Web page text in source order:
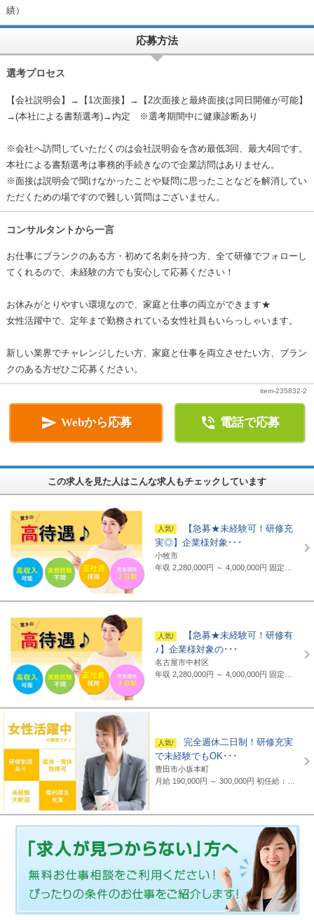
績）
応募方法
選考プロセス
【会社説明会】→【1次面接】→【2次面接と最終面接は同日開催が可能】
→(本社による書類選考)→内定 ※選考期間中に健康診断あり
※会社へ訪問していただくのは会社説明会を含め最低3回、最大4回です。
本社による書類選考は事務的手続きなので企業訪問はありません。
※面接は説明会で聞けなかったことや疑問に思ったことなどを解消してい
ただくための場ですので難しい質問はございません。
コンサルタントから一言
お仕事にブランクのある方・初めて名刺を持つ方、全て研修でフォローし
てくれるので、未経験の方でも安心して応募ください！
お休みがとりやすい環境なので、家庭と仕事の両立ができます★
女性活躍中で、定年まで勤務されている女性社員もいらっしゃいます。
新しい業界でチャレンジしたい方、家庭と仕事を両立させたい方、ブラン
クのある方ぜひご応募ください。
item-235832-2
 Webから応募  電話で応募
この求人を見た人はこんな求人もチェックしています
【急募★未経験可！研修充
実◎】企業様対象･･･
小牧市
年収 2,280,000円 ～ 4,000,000円 固定給制 月給16万円～25万円（諸手当含まず）＋報奨金＋賞与年2回 ※地域・能力により異なります。 ◆正職員の平均給与例 434,000円(2019年度実績) ※上記には賞与は含まれていません。 ◆支給例 月給20万円～／東京・神奈川・千葉・埼玉の支社 月給19万円～／愛知・三重・京都・大阪の支社 月給18万円～／山梨・岐阜・静岡・滋賀・兵庫・広島・福岡の支社 ※一部支社により異なる ※入社前に行なわれる研修の受講手当は日給3500円～4000円（地域により異なる） ◆通勤交通費 月額3万5千円まで全額支給(超過部分は2万円まで半額支給)
【急募★未経験可！研修有
♪】企業様対象の･･･
名古屋市中村区
年収 2,280,000円 ～ 4,000,000円 固定給制 月給16万円～25万円（諸手当含まず）＋報奨金＋賞与年2回 ※地域・能力により異なります。 ◆正職員の平均給与例 平均給与：434,000円(2019年度実績) ※上記には賞与は含まれていません。 ◆支給例 月給20万円～／東京・神奈川・千葉・埼玉の支社 月給19万円～／愛知・三重・京都・大阪の支社 月給18万円～／山梨・岐阜・静岡・滋賀・兵庫・広島・福岡の支社 ※一部支社により異なる ※入社前に行なわれる研修の受講手当は日給3500円～4000円（地域により異なる） ◆通勤交通費 月額3万5千円まで全額支給(超過部分は2万円まで半額支給)
完全週休二日制！研修充実
で未経験でもOK･･･
豊田市小坂本町
月給 190,000円 ～ 300,000円初任給：16万～25万円+諸手当(地域・能力により異なる) 例：20万～25万円（東京都勤務） 平均給与：423,000円(平成29年度実績) ※給与は年間平均の税込定例給与であり、賞与は含んでおりません。